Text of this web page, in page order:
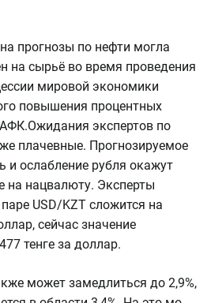
прогнозы по нефти могла
на сырьё во время проведения
мировой экономики
повышения процентных
Ожидания экспертов по
плачевные. Прогнозируемое
и ослабление рубля окажут
на нацвалюту. Эксперты
USD/KZT сложится на
сейчас значение
тенге за доллар.
может замедлиться до 2,9%,